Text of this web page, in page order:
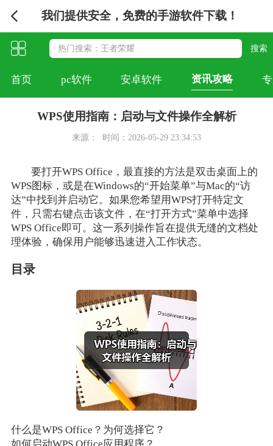
我们提供安全，免费的手游软件下载！
首页 pc软件 安卓软件 资讯攻略
WPS使用指南：启动与文件操作全解析
来源： 时间：2026-05-29 23:34:53
要打开WPS Office，最直接的方法是双击桌面上的
WPS图标，或是在Windows的“开始菜单”与Mac的“访
达”中找到并启动它。如果您希望用WPS打开特定文
件，只需右键点击该文件，在“打开方式”菜单中选择
WPS Office即可。这一系列操作旨在提供无缝的文档处
理体验，确保用户能够迅速进入工作状态。
目录
什么是WPS Office？为何选择它？